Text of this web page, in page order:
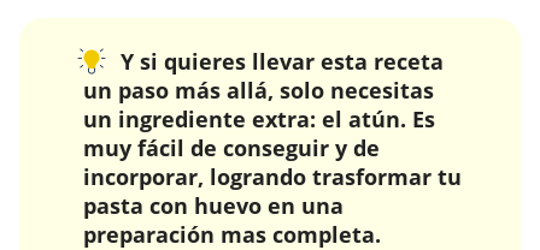
Y si quieres llevar esta receta
un paso más allá, solo necesitas
un ingrediente extra: el atún. Es
muy fácil de conseguir y de
incorporar, logrando trasformar tu
pasta con huevo en una
preparación mas completa.